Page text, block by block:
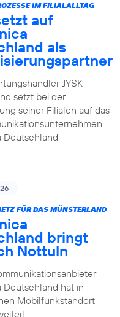
IM FILIALALLTAG
auf
als
JYSK
setzt bei der
seiner Filialen auf das
Deutschland
FÜR DAS MÜNSTERLAND
bringt
Nottuln
Deutschland hat in
Mobilfunkstandort